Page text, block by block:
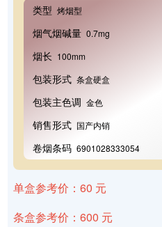
类型 烤烟型
烟气烟碱量 0.7mg
烟长 100mm
包装形式 条盒硬盒
包装主色调 金色
销售形式 国产内销
卷烟条码 6901028333054
单盒参考价：60 元
条盒参考价：600 元